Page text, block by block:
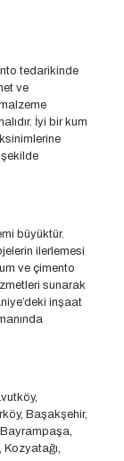
tedarikinde
ve
İyi bir kum
büyüktür.
ilerlemesi
ve çimento
sunarak
inşaat
Başakşehir,